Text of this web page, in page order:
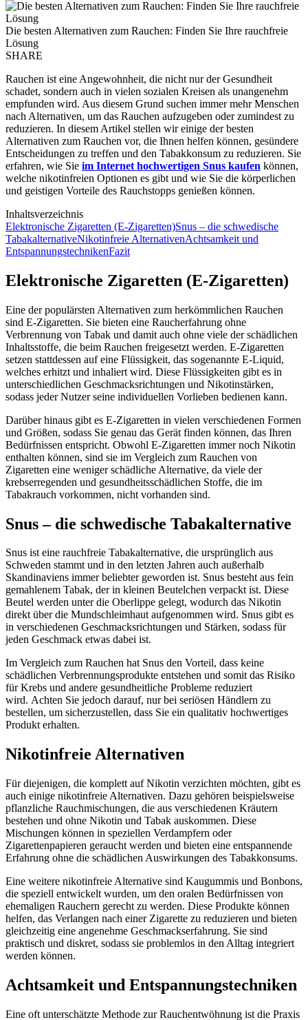
Die besten Alternativen zum Rauchen: Finden Sie Ihre rauchfreie
Lösung
SHARE
Rauchen ist eine Angewohnheit, die nicht nur der Gesundheit
schadet, sondern auch in vielen sozialen Kreisen als unangenehm
empfunden wird. Aus diesem Grund suchen immer mehr Menschen
nach Alternativen, um das Rauchen aufzugeben oder zumindest zu
reduzieren. In diesem Artikel stellen wir einige der besten
Alternativen zum Rauchen vor, die Ihnen helfen können, gesündere
Entscheidungen zu treffen und den Tabakkonsum zu reduzieren. Sie
erfahren, wie Sie im Internet hochwertigen Snus kaufen können,
welche nikotinfreien Optionen es gibt und wie Sie die körperlichen
und geistigen Vorteile des Rauchstopps genießen können.
Inhaltsverzeichnis
Elektronische Zigaretten (E-Zigaretten)Snus – die schwedische
TabakalternativeNikotinfreie AlternativenAchtsamkeit und
EntspannungstechnikenFazit
Elektronische Zigaretten (E-Zigaretten)
Eine der populärsten Alternativen zum herkömmlichen Rauchen
sind E-Zigaretten. Sie bieten eine Raucherfahrung ohne
Verbrennung von Tabak und damit auch ohne viele der schädlichen
Inhaltsstoffe, die beim Rauchen freigesetzt werden. E-Zigaretten
setzen stattdessen auf eine Flüssigkeit, das sogenannte E-Liquid,
welches erhitzt und inhaliert wird. Diese Flüssigkeiten gibt es in
unterschiedlichen Geschmacksrichtungen und Nikotinstärken,
sodass jeder Nutzer seine individuellen Vorlieben bedienen kann.
Darüber hinaus gibt es E-Zigaretten in vielen verschiedenen Formen
und Größen, sodass Sie genau das Gerät finden können, das Ihren
Bedürfnissen entspricht. Obwohl E-Zigaretten immer noch Nikotin
enthalten können, sind sie im Vergleich zum Rauchen von
Zigaretten eine weniger schädliche Alternative, da viele der
krebserregenden und gesundheitsschädlichen Stoffe, die im
Tabakrauch vorkommen, nicht vorhanden sind.
Snus – die schwedische Tabakalternative
Snus ist eine rauchfreie Tabakalternative, die ursprünglich aus
Schweden stammt und in den letzten Jahren auch außerhalb
Skandinaviens immer beliebter geworden ist. Snus besteht aus fein
gemahlenem Tabak, der in kleinen Beutelchen verpackt ist. Diese
Beutel werden unter die Oberlippe gelegt, wodurch das Nikotin
direkt über die Mundschleimhaut aufgenommen wird. Snus gibt es
in verschiedenen Geschmacksrichtungen und Stärken, sodass für
jeden Geschmack etwas dabei ist.
Im Vergleich zum Rauchen hat Snus den Vorteil, dass keine
schädlichen Verbrennungsprodukte entstehen und somit das Risiko
für Krebs und andere gesundheitliche Probleme reduziert
wird. Achten Sie jedoch darauf, nur bei seriösen Händlern zu
bestellen, um sicherzustellen, dass Sie ein qualitativ hochwertiges
Produkt erhalten.
Nikotinfreie Alternativen
Für diejenigen, die komplett auf Nikotin verzichten möchten, gibt es
auch einige nikotinfreie Alternativen. Dazu gehören beispielsweise
pflanzliche Rauchmischungen, die aus verschiedenen Kräutern
bestehen und ohne Nikotin und Tabak auskommen. Diese
Mischungen können in speziellen Verdampfern oder
Zigarettenpapieren geraucht werden und bieten eine entspannende
Erfahrung ohne die schädlichen Auswirkungen des Tabakkonsums.
Eine weitere nikotinfreie Alternative sind Kaugummis und Bonbons,
die speziell entwickelt wurden, um den oralen Bedürfnissen von
ehemaligen Rauchern gerecht zu werden. Diese Produkte können
helfen, das Verlangen nach einer Zigarette zu reduzieren und bieten
gleichzeitig eine angenehme Geschmackserfahrung. Sie sind
praktisch und diskret, sodass sie problemlos in den Alltag integriert
werden können.
Achtsamkeit und Entspannungstechniken
Eine oft unterschätzte Methode zur Rauchentwöhnung ist die Praxis